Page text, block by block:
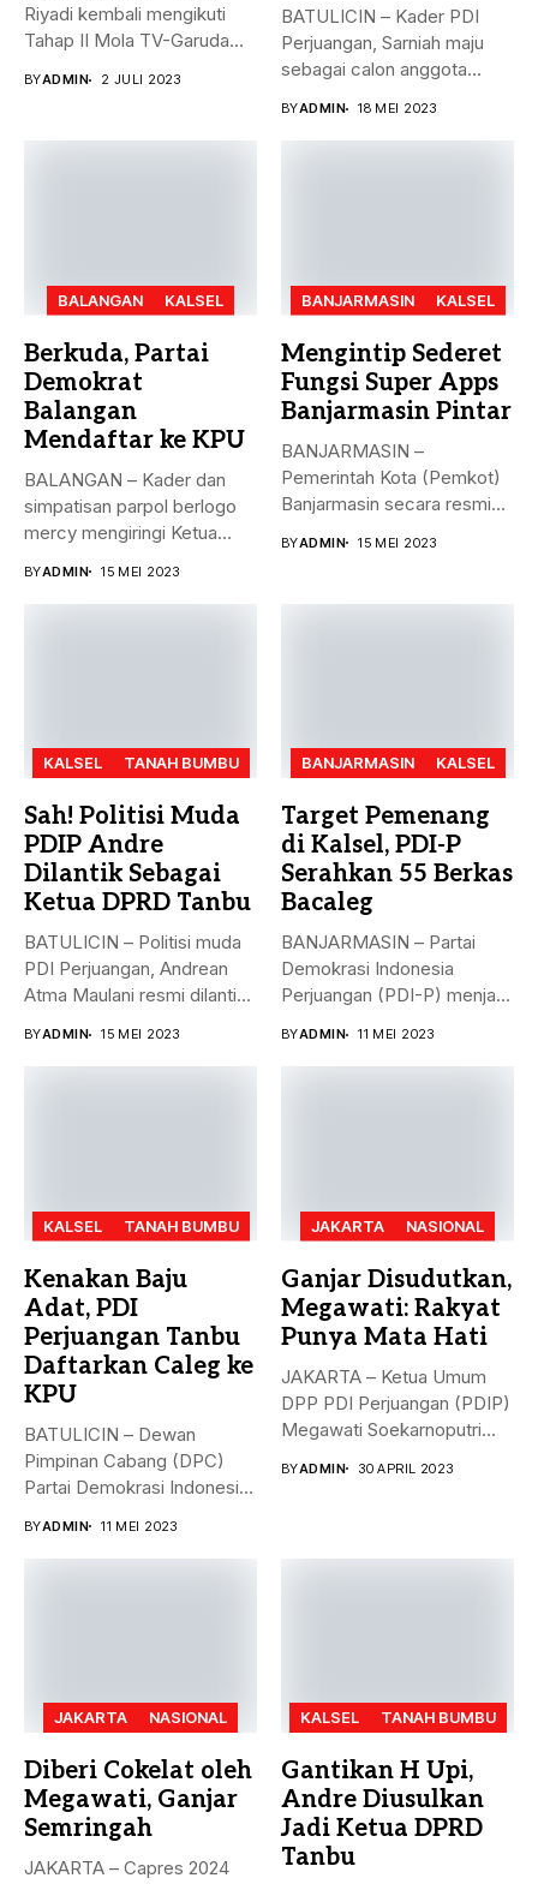
Riyadi kembali mengikuti
Tahap II Mola TV-Garuda
BYADMIN 2 JULI 2023
BATULICIN – Kader PDI
Perjuangan, Sarniah maju
sebagai calon anggota
BYADMIN 18 MEI 2023
BALANGAN KALSEL
Berkuda, Partai
Demokrat
Balangan
Mendaftar ke KPU
BALANGAN – Kader dan
simpatisan parpol berlogo
mercy mengiringi Ketua
BYADMIN 15 MEI 2023
BANJARMASIN KALSEL
Mengintip Sederet
Fungsi Super Apps
Banjarmasin Pintar
BANJARMASIN –
Pemerintah Kota (Pemkot)
Banjarmasin secara resmi
BYADMIN 15 MEI 2023
KALSEL TANAH BUMBU
Sah! Politisi Muda
PDIP Andre
Dilantik Sebagai
Ketua DPRD Tanbu
BATULICIN – Politisi muda
PDI Perjuangan, Andrean
Atma Maulani resmi dilantik
BYADMIN 15 MEI 2023
BANJARMASIN KALSEL
Target Pemenang
di Kalsel, PDI-P
Serahkan 55 Berkas
Bacaleg
BANJARMASIN – Partai
Demokrasi Indonesia
Perjuangan (PDI-P) menjadi
BYADMIN 11 MEI 2023
KALSEL TANAH BUMBU
Kenakan Baju
Adat, PDI
Perjuangan Tanbu
Daftarkan Caleg ke
KPU
BATULICIN – Dewan
Pimpinan Cabang (DPC)
Partai Demokrasi Indonesia
BYADMIN 11 MEI 2023
JAKARTA NASIONAL
Ganjar Disudutkan,
Megawati: Rakyat
Punya Mata Hati
JAKARTA – Ketua Umum
DPP PDI Perjuangan (PDIP)
Megawati Soekarnoputri
BYADMIN 30 APRIL 2023
JAKARTA NASIONAL
Diberi Cokelat oleh
Megawati, Ganjar
Semringah
JAKARTA – Capres 2024
KALSEL TANAH BUMBU
Gantikan H Upi,
Andre Diusulkan
Jadi Ketua DPRD
Tanbu